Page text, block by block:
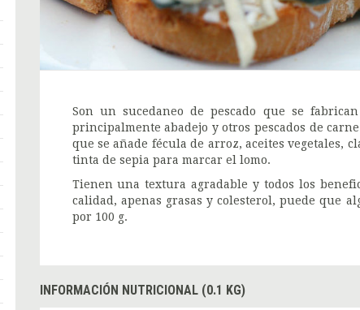
Son un sucedaneo de pescado que se
principalmente abadejo y otros pescados de
que se añade fécula de arroz, aceites vegetales,
tinta de sepia para marcar el lomo.
Tienen una textura agradable y todos los
calidad, apenas grasas y colesterol, puede que
por 100 g.
INFORMACIÓN NUTRICIONAL (0.1 KG)